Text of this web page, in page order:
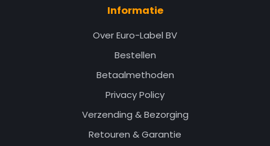
Informatie
Over Euro-Label BV
Bestellen
Betaalmethoden
Privacy Policy
Verzending & Bezorging
Retouren & Garantie